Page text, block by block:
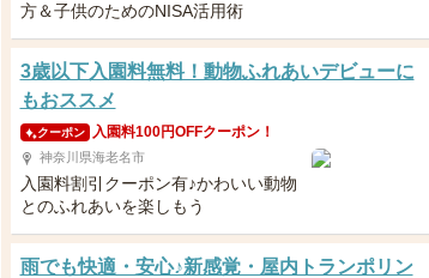
方＆子供のためのNISA活用術
3歳以下入園料無料！動物ふれあいデビューに
もおススメ
クーポン 入園料100円OFFクーポン！
神奈川県海老名市
入園料割引クーポン有♪かわいい動物
とのふれあいを楽しもう
雨でも快適・安心♪新感覚・屋内トランポリン